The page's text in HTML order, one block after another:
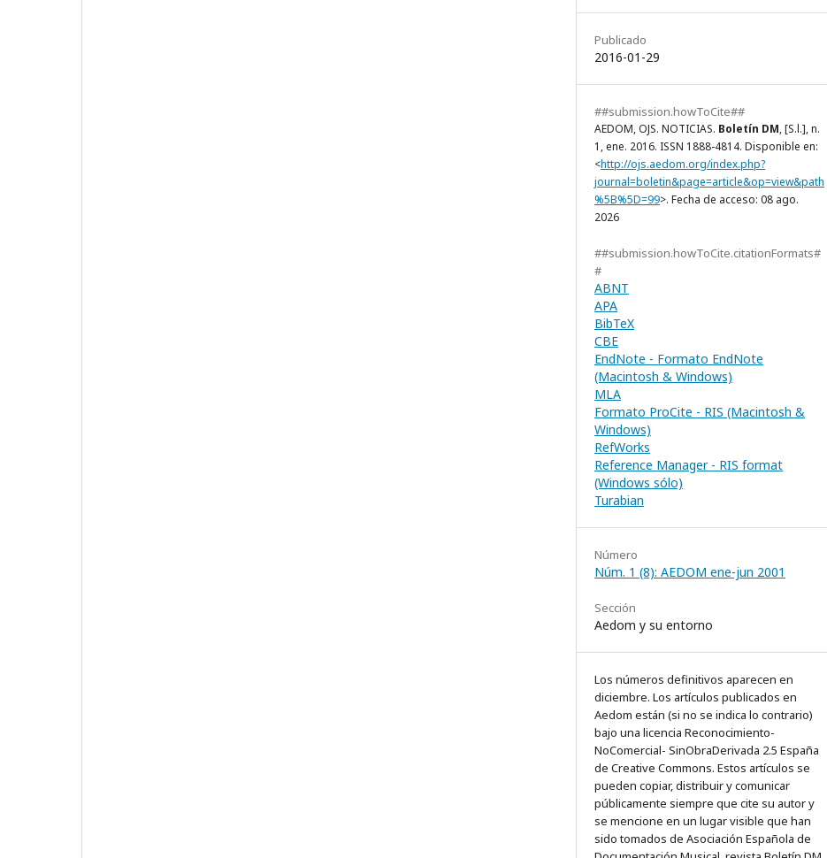
Publicado
2016-01-29
##submission.howToCite##
AEDOM, OJS. NOTICIAS. Boletín DM, [S.l.], n.
1, ene. 2016. ISSN 1888-4814. Disponible en:
<http://ojs.aedom.org/index.php?
journal=boletin&page=article&op=view&path
%5B%5D=99>. Fecha de acceso: 08 ago.
2026
##submission.howToCite.citationFormats#
#
ABNT
APA
BibTeX
CBE
EndNote - Formato EndNote
(Macintosh & Windows)
MLA
Formato ProCite - RIS (Macintosh &
Windows)
RefWorks
Reference Manager - RIS format
(Windows sólo)
Turabian
Número
Núm. 1 (8): AEDOM ene-jun 2001
Sección
Aedom y su entorno
Los números definitivos aparecen en
diciembre. Los artículos publicados en
Aedom están (si no se indica lo contrario)
bajo una licencia Reconocimiento-
NoComercial- SinObraDerivada 2.5 España
de Creative Commons. Estos artículos se
pueden copiar, distribuir y comunicar
públicamente siempre que cite su autor y
se mencione en un lugar visible que han
sido tomados de Asociación Española de